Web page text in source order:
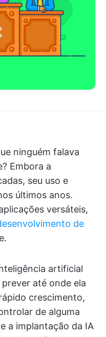
ninguém falava
Embora a
seu uso e
últimos anos.
versáteis,
de
artificial
até onde ela
crescimento,
de alguma
a implantação da IA